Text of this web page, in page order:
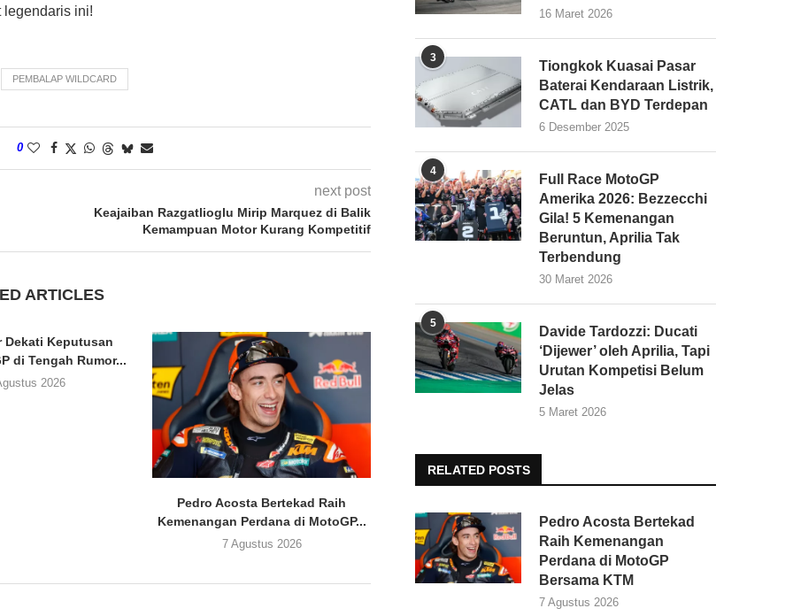
legendaris ini!
PEMBALAP WILDCARD
0
next post
Keajaiban Razgatlioglu Mirip Marquez di Balik
Kemampuan Motor Kurang Kompetitif
ARTICLES
Dekati Keputusan
di Tengah Rumor...
2026
Pedro Acosta Bertekad Raih
Kemenangan Perdana di MotoGP...
7 Agustus 2026
16 Maret 2026
3
Tiongkok Kuasai Pasar
Baterai Kendaraan Listrik,
CATL dan BYD Terdepan
6 Desember 2025
4
Full Race MotoGP
Amerika 2026: Bezzecchi
Gila! 5 Kemenangan
Beruntun, Aprilia Tak
Terbendung
30 Maret 2026
5
Davide Tardozzi: Ducati
‘Dijewer’ oleh Aprilia, Tapi
Urutan Kompetisi Belum
Jelas
5 Maret 2026
RELATED POSTS
Pedro Acosta Bertekad
Raih Kemenangan
Perdana di MotoGP
Bersama KTM
7 Agustus 2026